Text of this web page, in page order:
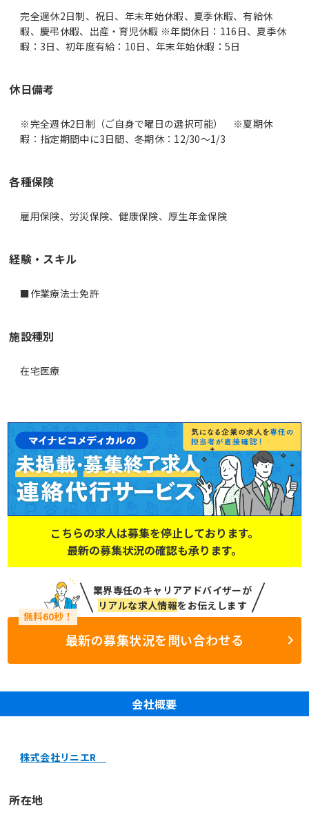
完全週休2日制、祝日、年末年始休暇、夏季休暇、有給休
暇、慶弔休暇、出産・育児休暇 ※年間休日：116日、夏季休
暇：3日、初年度有給：10日、年末年始休暇：5日
休日備考
※完全週休2日制（ご自身で曜日の選択可能） ※夏期休
暇：指定期間中に3日間、冬期休：12/30～1/3
各種保険
雇用保険、労災保険、健康保険、厚生年金保険
経験・スキル
■作業療法士免許
施設種別
在宅医療
こちらの求人は募集を停止しております。
最新の募集状況の確認も承ります。
業界専任のキャリアアドバイザーが
リアルな求人情報をお伝えします
最新の募集状況を問い合わせる
会社概要
株式会社リニエR
所在地